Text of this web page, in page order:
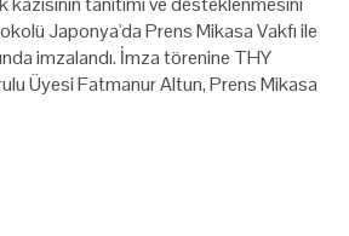
Japonya'da Prens Mikasa Vakfı ile
imzalandı. İmza törenine THY
Üyesi Fatmanur Altun, Prens Mikasa